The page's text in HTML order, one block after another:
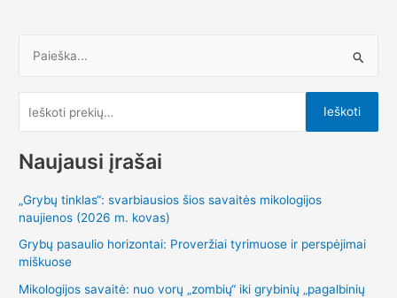
k
o
i
:
Ieškoti
Naujausi įrašai
„Grybų tinklas“: svarbiausios šios savaitės mikologijos
naujienos (2026 m. kovas)
Grybų pasaulio horizontai: Proveržiai tyrimuose ir perspėjimai
miškuose
Mikologijos savaitė: nuo vorų „zombių“ iki grybinių „pagalbinių